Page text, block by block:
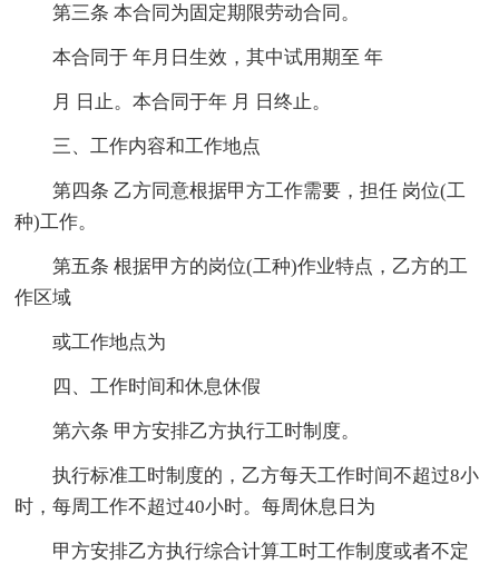
第三条 本合同为固定期限劳动合同。
本合同于 年月日生效，其中试用期至 年
月 日止。本合同于年 月 日终止。
三、工作内容和工作地点
第四条 乙方同意根据甲方工作需要，担任 岗位(工
种)工作。
第五条 根据甲方的岗位(工种)作业特点，乙方的工
作区域
或工作地点为
四、工作时间和休息休假
第六条 甲方安排乙方执行工时制度。
执行标准工时制度的，乙方每天工作时间不超过8小
时，每周工作不超过40小时。每周休息日为
甲方安排乙方执行综合计算工时工作制度或者不定